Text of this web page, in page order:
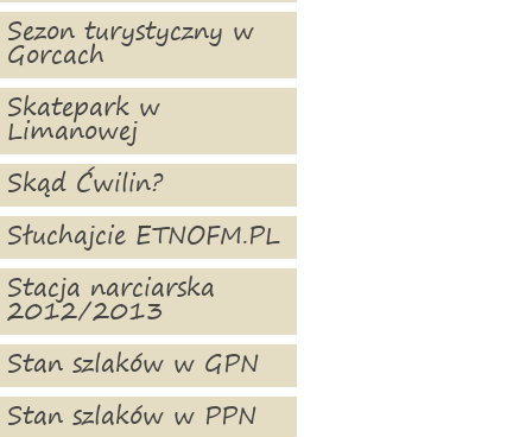
Sezon turystyczny w
Gorcach
Skatepark w
Limanowej
Skąd Ćwilin?
Słuchajcie ETNOFM.PL
Stacja narciarska
2012/2013
Stan szlaków w GPN
Stan szlaków w PPN